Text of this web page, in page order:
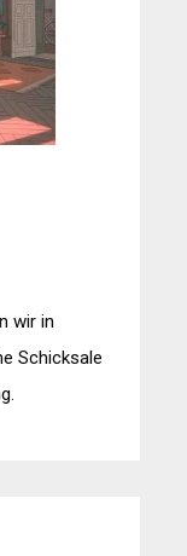
wir in
Schicksale